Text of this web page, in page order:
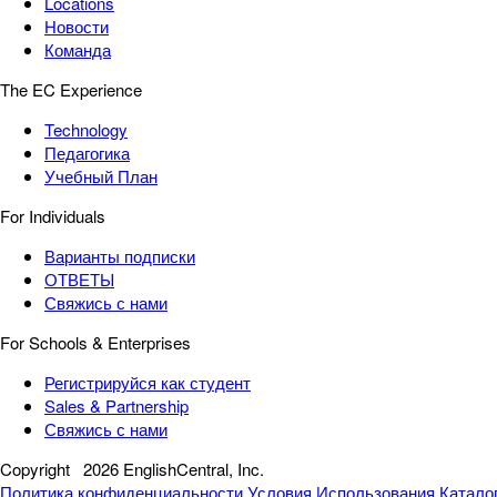
Новости
Команда
The EC Experience
Technology
Педагогика
Учебный План
For Individuals
Варианты подписки
ОТВЕТЫ
Свяжись с нами
For Schools & Enterprises
Регистрируйся как студент
Sales & Partnership
Свяжись с нами
Copyright 2026 EnglishCentral, Inc.